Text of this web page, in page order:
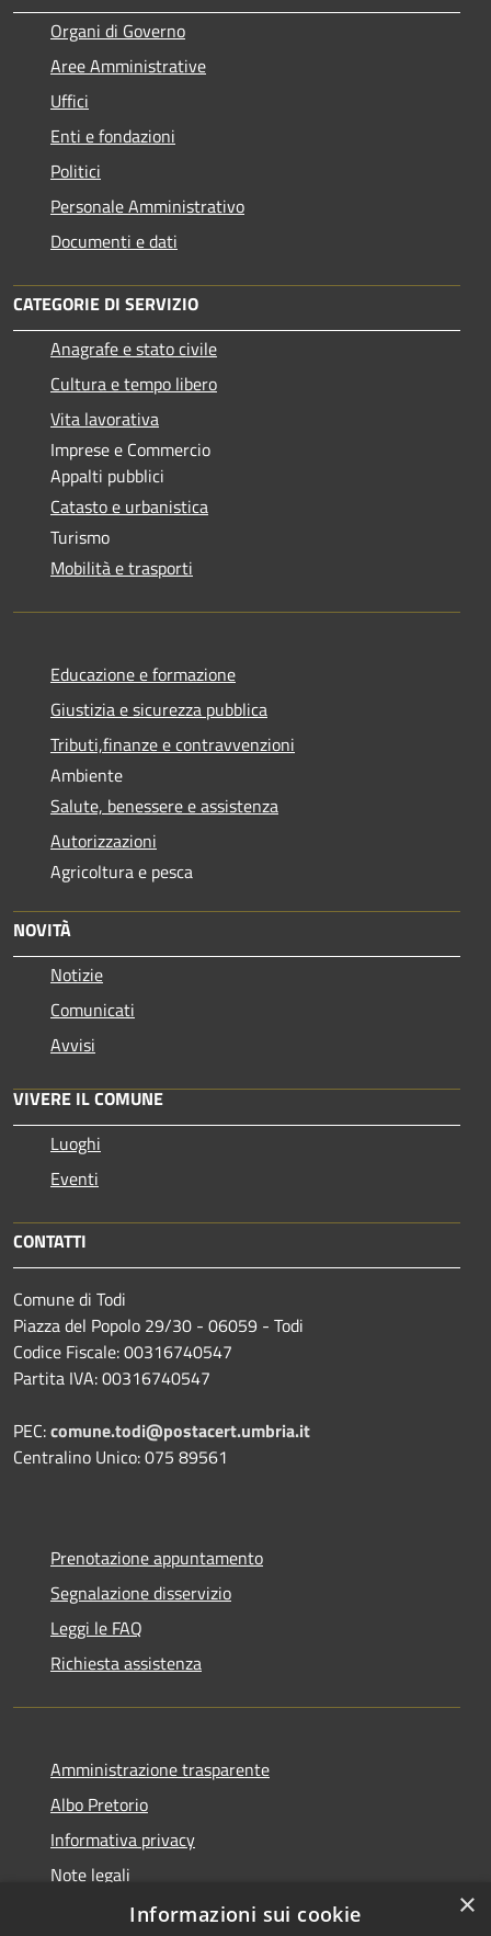
Organi di Governo
Aree Amministrative
Uffici
Enti e fondazioni
Politici
Personale Amministrativo
Documenti e dati
CATEGORIE DI SERVIZIO
Anagrafe e stato civile
Cultura e tempo libero
Vita lavorativa
Imprese e Commercio
Appalti pubblici
Catasto e urbanistica
Turismo
Mobilità e trasporti
Educazione e formazione
Giustizia e sicurezza pubblica
Tributi,finanze e contravvenzioni
Ambiente
Salute, benessere e assistenza
Autorizzazioni
Agricoltura e pesca
NOVITÀ
Notizie
Comunicati
Avvisi
VIVERE IL COMUNE
Luoghi
Eventi
CONTATTI
Comune di Todi
Piazza del Popolo 29/30 - 06059 - Todi
Codice Fiscale: 00316740547
Partita IVA: 00316740547
PEC:comune.todi@postacert.umbria.it
Centralino Unico: 075 89561
Prenotazione appuntamento
Segnalazione disservizio
Leggi le FAQ
Richiesta assistenza
Amministrazione trasparente
Albo Pretorio
Informativa privacy
Note legali
Dichiarazione di accessibilità
×
Informazioni sui cookie